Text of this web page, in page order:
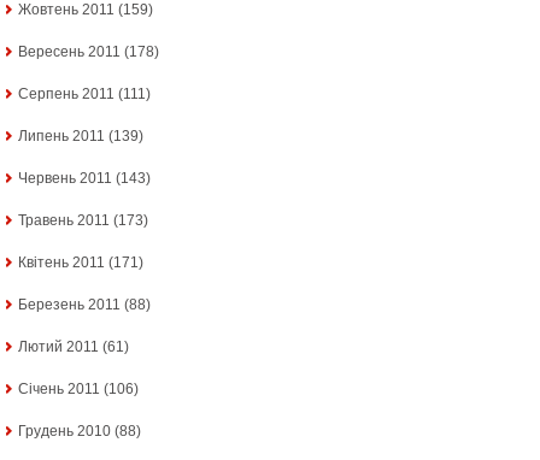
Жовтень 2011 (159)
Вересень 2011 (178)
Серпень 2011 (111)
Липень 2011 (139)
Червень 2011 (143)
Травень 2011 (173)
Квітень 2011 (171)
Березень 2011 (88)
Лютий 2011 (61)
Січень 2011 (106)
Грудень 2010 (88)